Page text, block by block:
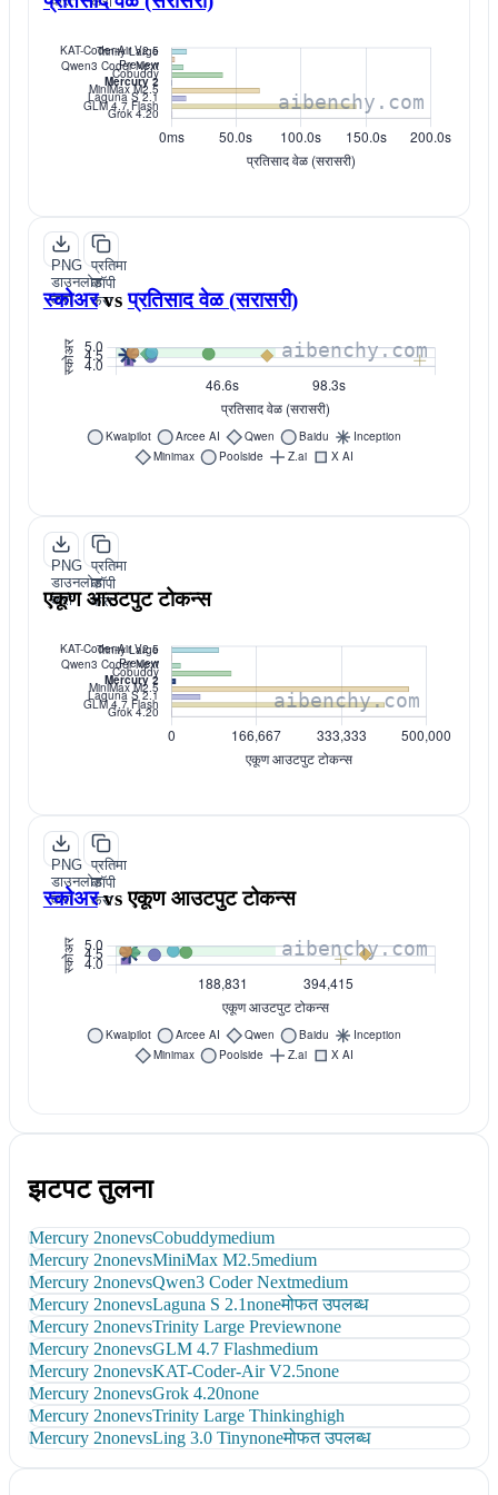
PNG
डाउनलोड
करा
प्रतिमा
कॉपी
करा
स्कोअर vs प्रतिसाद वेळ (सरासरी)
PNG
डाउनलोड
करा
प्रतिमा
कॉपी
करा
एकूण आउटपुट टोकन्स
PNG
डाउनलोड
करा
प्रतिमा
कॉपी
करा
स्कोअर vsएकूण आउटपुट टोकन्स
झटपट तुलना
Mercury 2nonevsCobuddymedium
Mercury 2nonevsMiniMax M2.5medium
Mercury 2nonevsQwen3 Coder Nextmedium
Mercury 2nonevsLaguna S 2.1noneमोफत उपलब्ध
Mercury 2nonevsTrinity Large Previewnone
Mercury 2nonevsGLM 4.7 Flashmedium
Mercury 2nonevsKAT-Coder-Air V2.5none
Mercury 2nonevsGrok 4.20none
Mercury 2nonevsTrinity Large Thinkinghigh
Mercury 2nonevsLing 3.0 Tinynoneमोफत उपलब्ध